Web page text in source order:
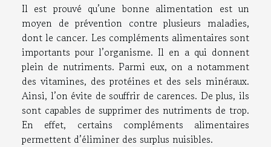
Il est prouvé qu’une bonne alimentation est un
moyen de prévention contre plusieurs maladies,
dont le cancer. Les compléments alimentaires sont
importants pour l’organisme. Il en a qui donnent
plein de nutriments. Parmi eux, on a notamment
des vitamines, des protéines et des sels minéraux.
Ainsi, l’on évite de souffrir de carences. De plus, ils
sont capables de supprimer des nutriments de trop.
En effet, certains compléments alimentaires
permettent d’éliminer des surplus nuisibles.